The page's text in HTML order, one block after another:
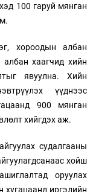
100 гаруй мянган
хороодын албан
хаагчид хийн
явуулна. Хийн
үүднээс
900 мянган
хийгдэх аж.
судалгааны
хойш
оруулах
иргэдийн